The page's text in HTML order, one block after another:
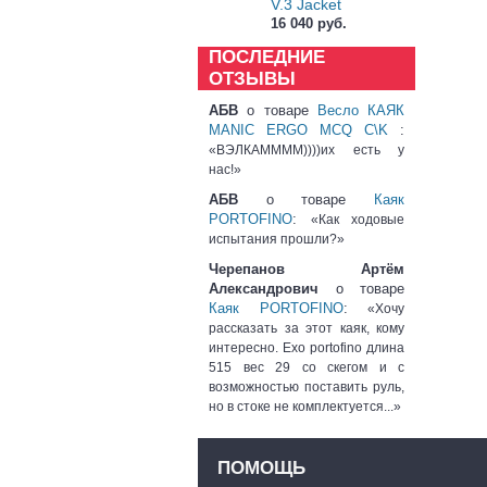
V.3 Jacket
16 040 руб.
ПОСЛЕДНИЕ
ОТЗЫВЫ
АБВ о товаре
Весло КАЯК
MANIC ERGO MCQ C\K :
«ВЭЛКАММММ))))их есть у
нас!»
АБВ о товаре
Каяк
PORTOFINO: «Как ходовые
испытания прошли?»
Черепанов Артём
Александрович о товаре
Каяк PORTOFINO: «Хочу
рассказать за этот каяк, кому
интересно. Exo portofino длина
515 вес 29 со скегом и с
возможностью поставить руль,
но в стоке не комплектуется...»
ПОМОЩЬ